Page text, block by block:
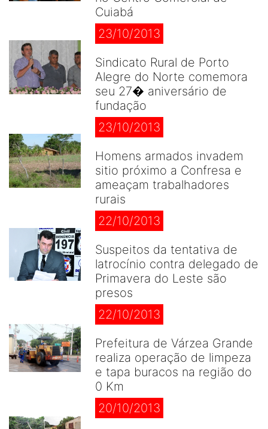
Cuiabá
23/10/2013
Sindicato Rural de Porto
Alegre do Norte comemora
seu 27� aniversário de
fundação
23/10/2013
Homens armados invadem
sitio próximo a Confresa e
ameaçam trabalhadores
rurais
22/10/2013
Suspeitos da tentativa de
latrocínio contra delegado de
Primavera do Leste são
presos
22/10/2013
Prefeitura de Várzea Grande
realiza operação de limpeza
e tapa buracos na região do
0 Km
20/10/2013